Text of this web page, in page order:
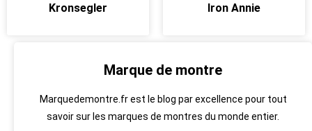
Kronsegler Iron Annie
Marque de montre
Marquedemontre.fr est le blog par excellence pour tout
savoir sur les marques de montres du monde entier.